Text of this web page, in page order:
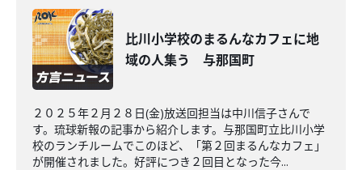
比川小学校のまるんなカフェに地
域の人集う 与那国町
２０２５年２月２８日(金)放送回担当は中川信子さんで
す。琉球新報の記事から紹介します。与那国町立比川小学
校のランチルームでこのほど、「第２回まるんなカフェ」
が開催されました。好評につき２回目となった今...